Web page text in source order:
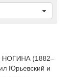
НОГИНА (1882–
Юрьевский и